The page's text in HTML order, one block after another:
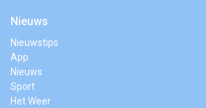
Nieuws
Nieuwstips
App
Nieuws
Sport
Het Weer